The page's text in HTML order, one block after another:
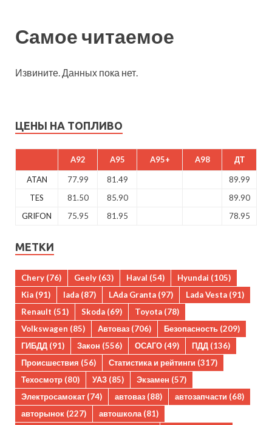
Самое читаемое
Извините. Данных пока нет.
ЦЕНЫ НА ТОПЛИВО
A92 A95 A95+ A98 ДТ
ATAN 77.99 81.49
89.99
TES
81.50 85.90
89.90
GRIFON
75.95 81.95 78.95
МЕТКИ
Chery (76) Geely (63) Haval (54) Hyundai (105)
Kia (91) lada (87) LAda Granta (97) Lada Vesta (91)
Renault (51) Skoda (69) Toyota (78)
Volkswagen (85) Автоваз (706) Безопасность (209)
ГИБДД (91) Закон (556) ОСАГО (49) ПДД (136)
Происшествия (56) Статистика и рейтинги (317)
Техосмотр (80) УАЗ (85) Экзамен (57)
Электросамокат (74) автоваз (88) автозапчасти (68)
авторынок (227) автошкола(81)